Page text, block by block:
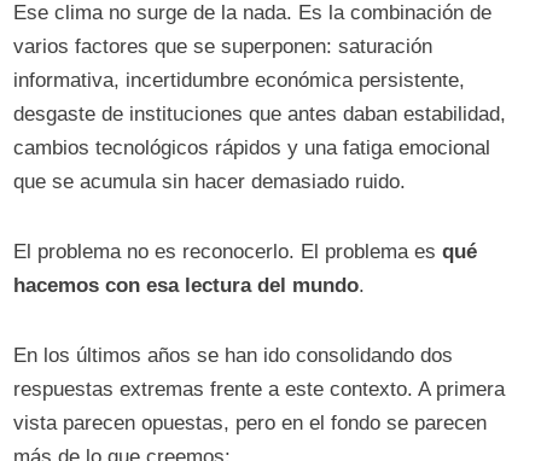
Ese clima no surge de la nada. Es la combinación de
varios factores que se superponen: saturación
informativa, incertidumbre económica persistente,
desgaste de instituciones que antes daban estabilidad,
cambios tecnológicos rápidos y una fatiga emocional
que se acumula sin hacer demasiado ruido.
El problema no es reconocerlo. El problema esqué
hacemos con esa lectura del mundo.
En los últimos años se han ido consolidando dos
respuestas extremas frente a este contexto. A primera
vista parecen opuestas, pero en el fondo se parecen